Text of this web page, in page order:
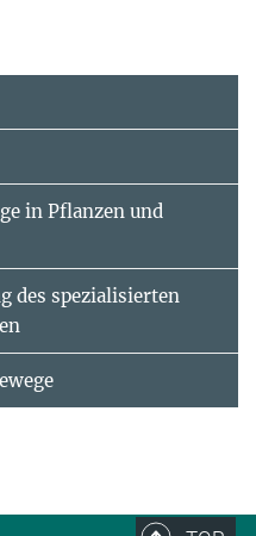
in Pflanzen und
des spezialisierten